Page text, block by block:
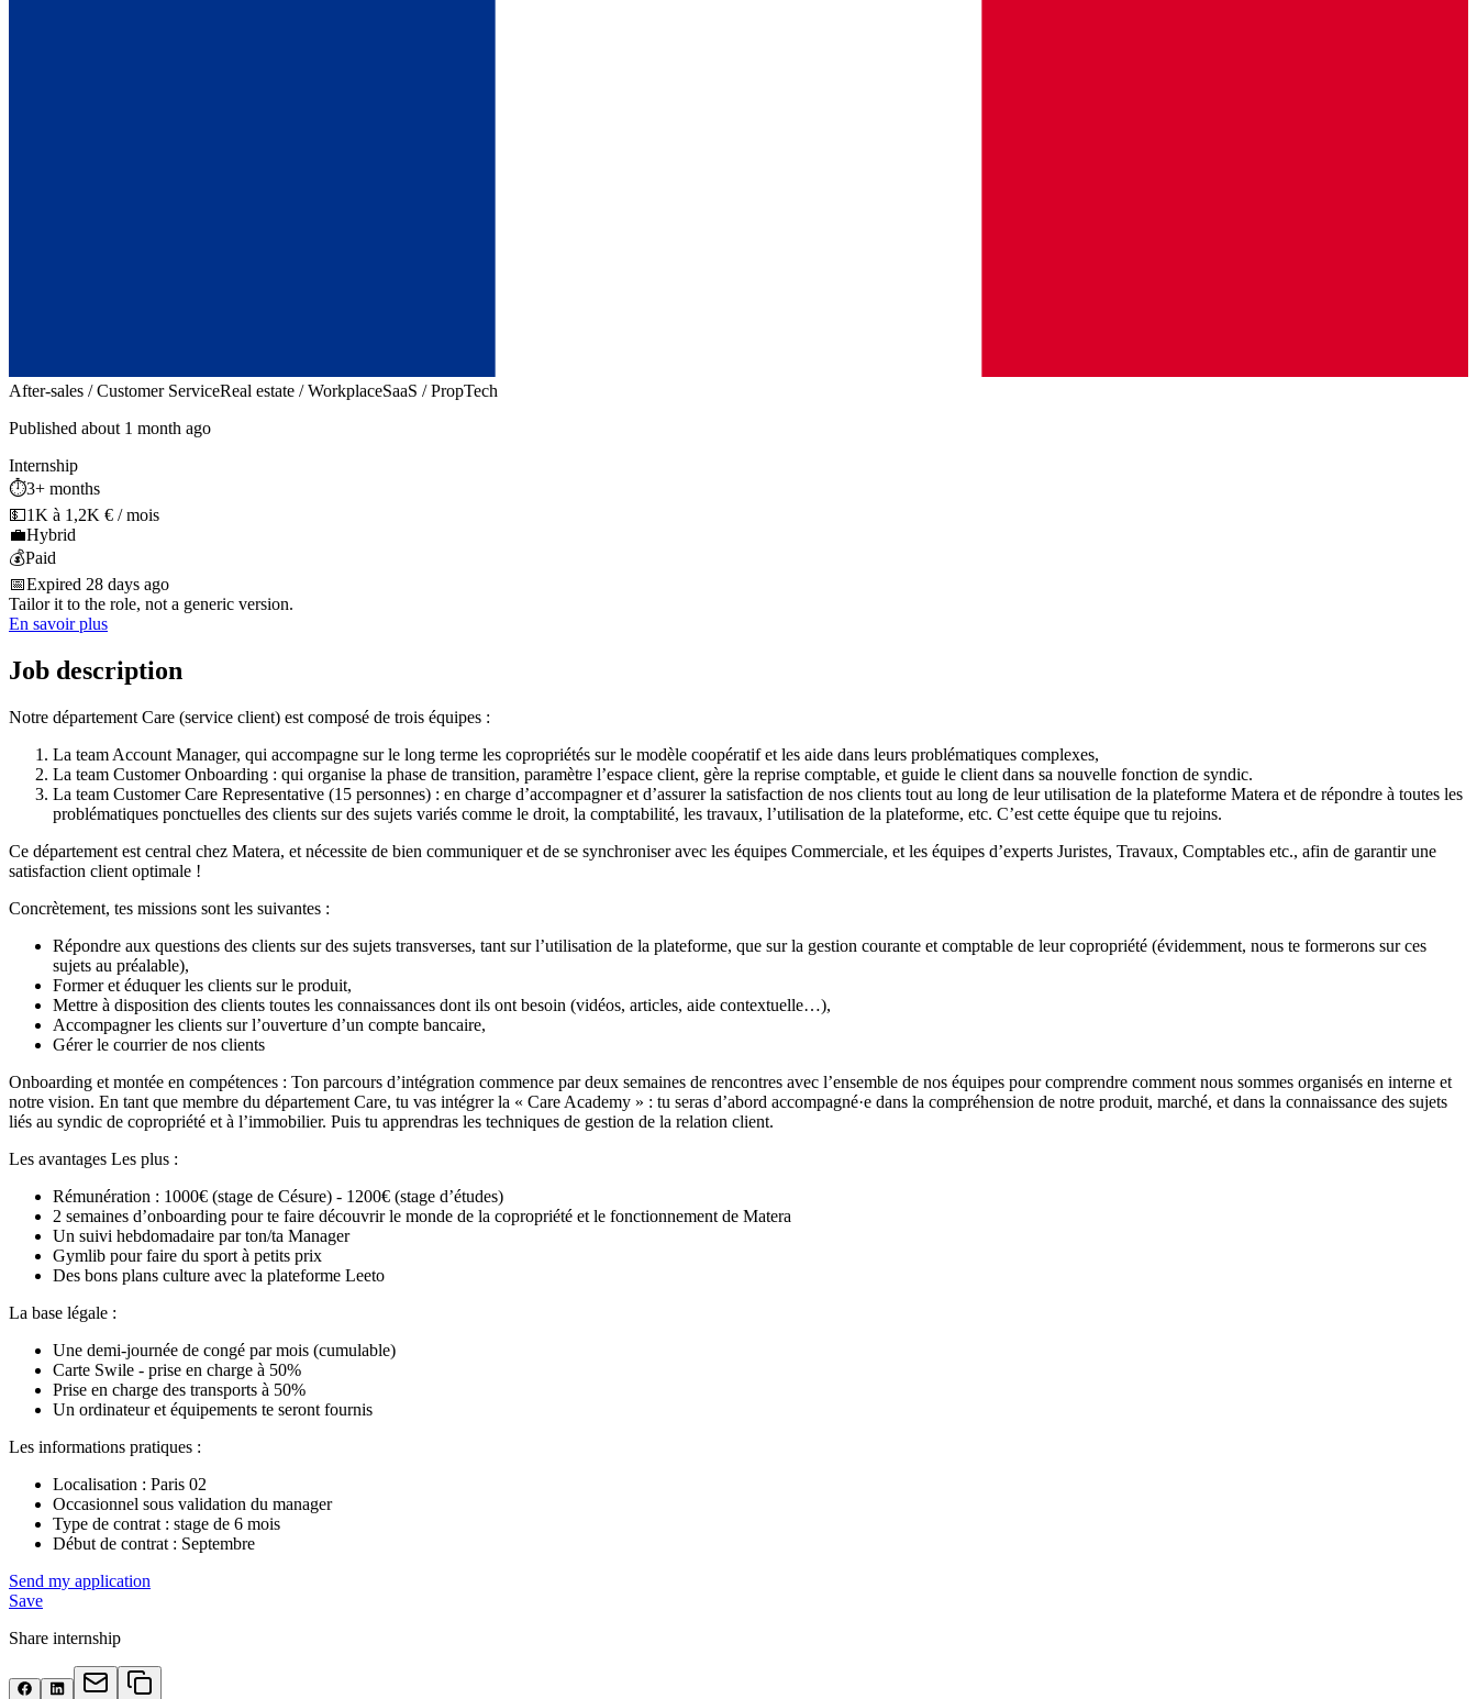
After-sales / Customer ServiceReal estate / WorkplaceSaaS / PropTech
Published about 1 month ago
Internship
⏱️3+ months
💵1K à 1,2K € / mois
💼Hybrid
💰Paid
📅Expired 28 days ago
Tailor it to the role, not a generic version.
En savoir plus
Job description
Notre département Care (service client) est composé de trois équipes :
La team Account Manager, qui accompagne sur le long terme les copropriétés sur le modèle coopératif et les aide dans leurs problématiques complexes,
La team Customer Onboarding : qui organise la phase de transition, paramètre l’espace client, gère la reprise comptable, et guide le client dans sa nouvelle fonction de syndic.
La team Customer Care Representative (15 personnes) : en charge d’accompagner et d’assurer la satisfaction de nos clients tout au long de leur utilisation de la plateforme Matera et de répondre à toutes les
problématiques ponctuelles des clients sur des sujets variés comme le droit, la comptabilité, les travaux, l’utilisation de la plateforme, etc. C’est cette équipe que tu rejoins.
Ce département est central chez Matera, et nécessite de bien communiquer et de se synchroniser avec les équipes Commerciale, et les équipes d’experts Juristes, Travaux, Comptables etc., afin de garantir une
satisfaction client optimale !
Concrètement, tes missions sont les suivantes :
Répondre aux questions des clients sur des sujets transverses, tant sur l’utilisation de la plateforme, que sur la gestion courante et comptable de leur copropriété (évidemment, nous te formerons sur ces
sujets au préalable),
Former et éduquer les clients sur le produit,
Mettre à disposition des clients toutes les connaissances dont ils ont besoin (vidéos, articles, aide contextuelle…),
Accompagner les clients sur l’ouverture d’un compte bancaire,
Gérer le courrier de nos clients
Onboarding et montée en compétences : Ton parcours d’intégration commence par deux semaines de rencontres avec l’ensemble de nos équipes pour comprendre comment nous sommes organisés en interne et
notre vision. En tant que membre du département Care, tu vas intégrer la « Care Academy » : tu seras d’abord accompagné·e dans la compréhension de notre produit, marché, et dans la connaissance des sujets
liés au syndic de copropriété et à l’immobilier. Puis tu apprendras les techniques de gestion de la relation client.
Les avantages Les plus :
Rémunération : 1000€ (stage de Césure) - 1200€ (stage d’études)
2 semaines d’onboarding pour te faire découvrir le monde de la copropriété et le fonctionnement de Matera
Un suivi hebdomadaire par ton/ta Manager
Gymlib pour faire du sport à petits prix
Des bons plans culture avec la plateforme Leeto
La base légale :
Une demi-journée de congé par mois (cumulable)
Carte Swile - prise en charge à 50%
Prise en charge des transports à 50%
Un ordinateur et équipements te seront fournis
Les informations pratiques :
Localisation : Paris 02
Occasionnel sous validation du manager
Type de contrat : stage de 6 mois
Début de contrat : Septembre
Send my application
Save
Share internship